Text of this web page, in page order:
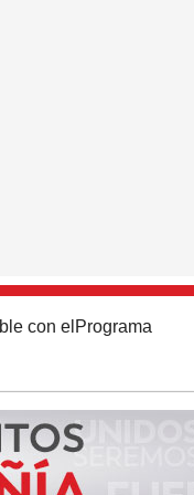
con el Programa